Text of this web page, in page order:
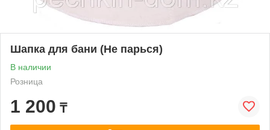
Шапка для бани (Не парься)
В наличии
Розница
1 200 ₸